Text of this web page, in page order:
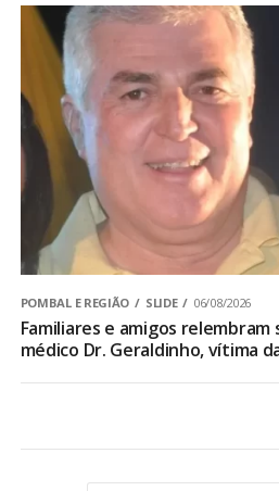
POMBAL E REGIÃO SLIDE 06/08/2026
Familiares e amigos
médico Dr. Geraldinho, vítima